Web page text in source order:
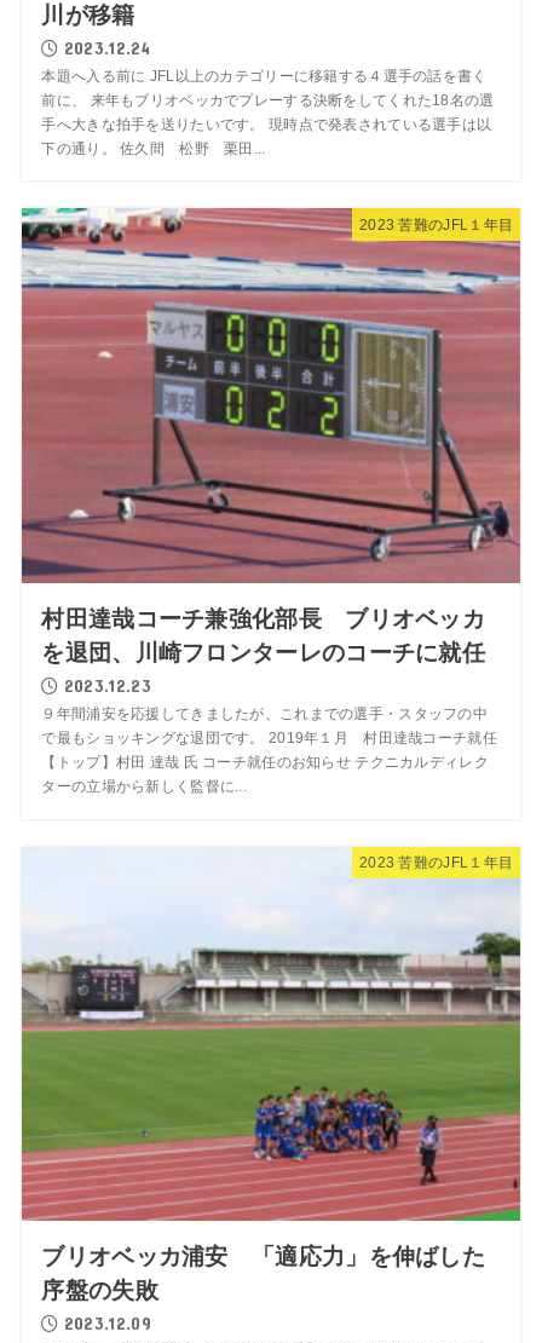
川が移籍
2023.12.24
本題へ入る前に JFL以上のカテゴリーに移籍する４選手の話を書く
前に、 来年もブリオベッカでプレーする決断をしてくれた18名の選
手へ大きな拍手を送りたいです。 現時点で発表されている選手は以
下の通り。 佐久間 松野 栗田...
2023 苦難のJFL１年目
村田達哉コーチ兼強化部長 ブリオベッカ
を退団、川崎フロンターレのコーチに就任
2023.12.23
９年間浦安を応援してきましたが、これまでの選手・スタッフの中
で最もショッキングな退団です。 2019年１月 村田達哉コーチ就任
【トップ】村田 達哉 氏 コーチ就任のお知らせ テクニカルディレク
ターの立場から新しく監督に...
2023 苦難のJFL１年目
ブリオベッカ浦安 「適応力」を伸ばした
序盤の失敗
2023.12.09